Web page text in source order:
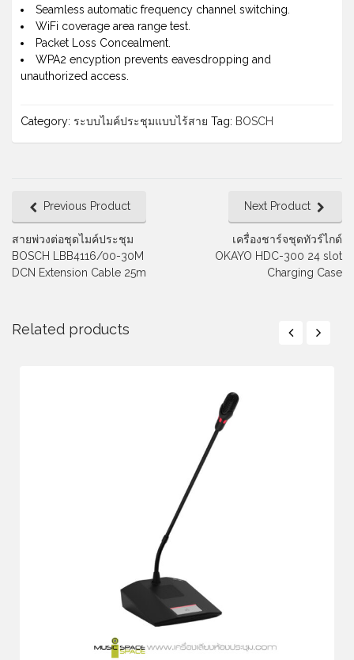
Seamless automatic frequency channel switching.
WiFi coverage area range test.
Packet Loss Concealment.
WPA2 encyption prevents eavesdropping and
unauthorized access.
Category: ระบบไมค์ประชุมแบบไร้สาย Tag: BOSCH
Previous Product
สายพ่วงต่อชุดไมค์ประชุม
BOSCH LBB4116/00-30M
DCN Extension Cable 25m
Next Product
เครื่องชาร์จชุดทัวร์ไกด์
OKAYO HDC-300 24 slot
Charging Case
Related products